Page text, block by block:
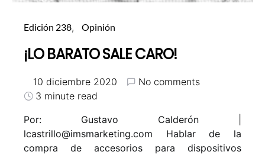
Edición 238 Opinión
¡LO BARATO SALE CARO!
10 diciembre 2020
No comments
3 minute read
Por: Gustavo Calderón |
lcastrillo@imsmarketing.com Hablar de la
compra de accesorios para dispositivos